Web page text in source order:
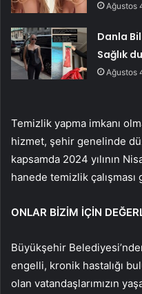
Ağustos
Danla
Sağlık
Ağustos
Temizlik yapma imkanı
hizmet, şehir genelinde
kapsamda 2024 yılının
hanede temizlik
ONLAR BİZİM İÇİN
Büyükşehir
engelli, kronik hastalığı
olan vatandaşlarımızın